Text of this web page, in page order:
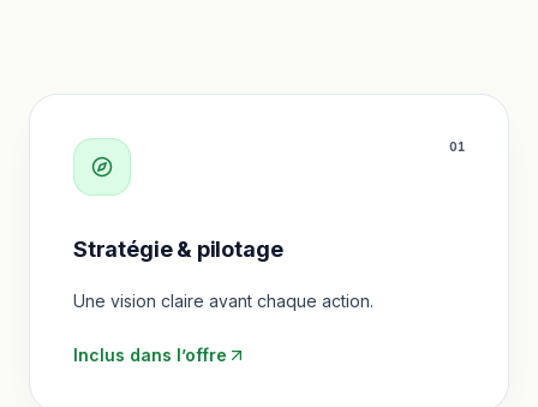
01
Stratégie & pilotage
Une vision claire avant chaque action.
Inclus dans l’offre